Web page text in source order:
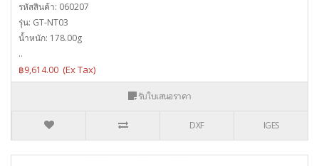
รหัสสินค้า: 060207
รุ่น: GT-NT03
น้ำหนัก: 178.00g
..
฿9,614.00
รับใบเสนอราคา
DXF IGES